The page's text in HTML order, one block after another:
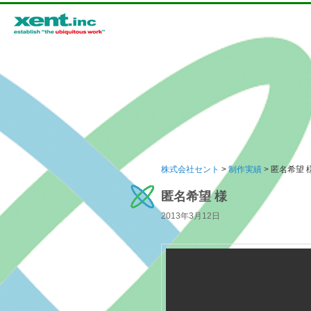
メインメニュー
メインコンテンツへ移動
サブコンテンツへ移動株式会社セント >制作実績 > 匿名希望
匿名希望 様
2013年3月12日